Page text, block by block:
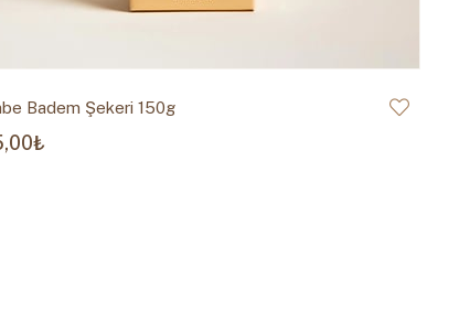
Badem Şekeri 150g